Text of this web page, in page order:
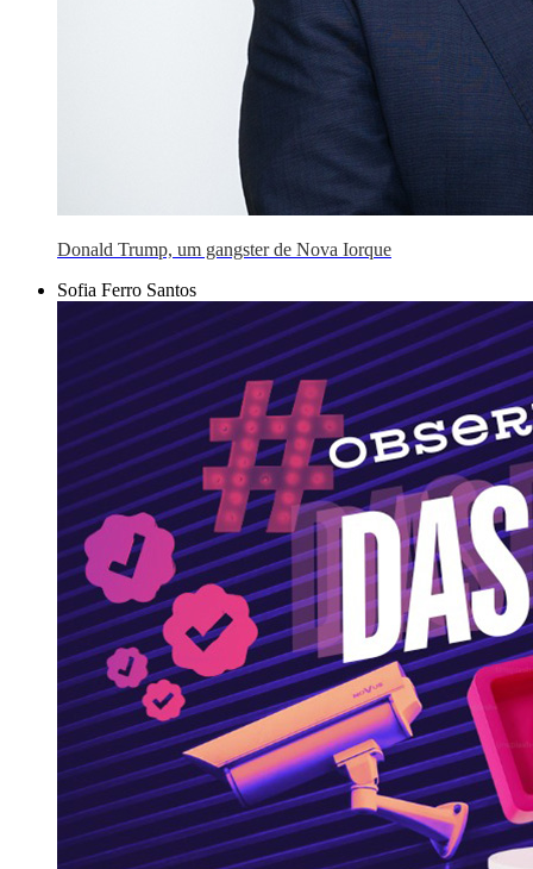
Donald Trump, um gangster de Nova Iorque
Sofia Ferro Santos